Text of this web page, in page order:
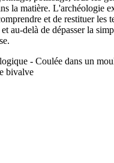
la matière. L'archéologie
et de restituer les
au-delà de dépasser la
- Coulée dans un